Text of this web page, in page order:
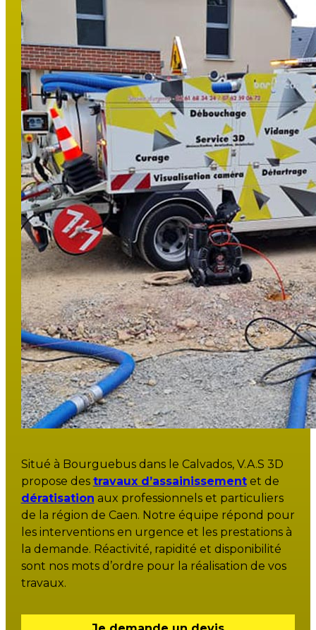
Situé à Bourguebus dans le Calvados, V.A.S 3D
propose des travaux d’assainissementet de
dératisation aux professionnels et particuliers
de la région de Caen. Notre équipe répond pour
les interventions en urgence et les prestations à
la demande. Réactivité, rapidité et disponibilité
sont nos mots d’ordre pour la réalisation de vos
travaux.